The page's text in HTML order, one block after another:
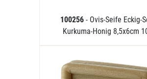
100256 - Ovis-Seife Eckig-
Kurkuma-Honig 8,5x6cm